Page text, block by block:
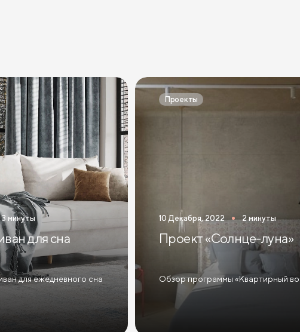
Кровати бежевого цвета Кровати шириной 80 см (Узкие)
Кровати шириной 160 см Кровати шириной 180 см
Кровати длиной 190 см Кровати длиной 200 см Кровати
Большие кровати Кровати 80х190 см
Кровати 200х190 см Кровати 80х200 см
размер) Кровати 180х200 см
160 х 200 с подъемным механизмом и ящиками Кровати 140
3 минуты
для сна
для ежедневного сна
Проекты
10 Декабря, 2022 2 минуты
Проект «Солнце-луна»
Обзор программы «Квартирный